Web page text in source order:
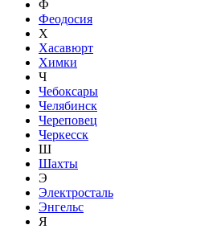
Ф
Феодосия
Х
Хасавюрт
Химки
Ч
Чебоксары
Челябинск
Череповец
Черкесск
Ш
Шахты
Э
Электросталь
Энгельс
Я